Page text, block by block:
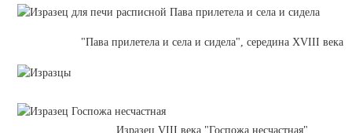
"Пава прилетела и села и сидела", середина XVIII века
Изразец VIII века "Госпожа несчастная"